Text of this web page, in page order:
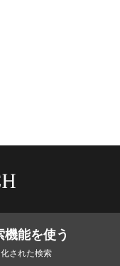
能を使う
化された検索